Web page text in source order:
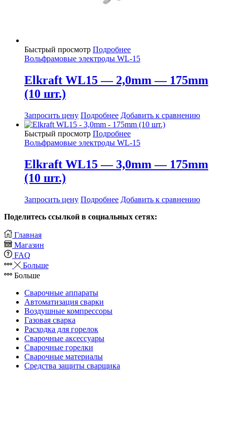
Быстрый просмотр Подробнее
Вольфрамовые электроды WL-15
Elkraft WL15 — 2,0mm — 175mm
(10 шт.)
Запросить цену Подробнее Добавить к сравнению
Быстрый просмотр Подробнее
Вольфрамовые электроды WL-15
Elkraft WL15 — 3,0mm — 175mm
(10 шт.)
Запросить цену Подробнее Добавить к сравнению
Поделитесь ссылкой в социальных сетях:
Главная
Магазин
FAQ
Больше
Больше
Сварочные аппараты
Автоматизация сварки
Воздушные компрессоры
Газовая сварка
Расходка для горелок
Сварочные аксессуары
Сварочные горелки
Сварочные материалы
Средства защиты сварщика